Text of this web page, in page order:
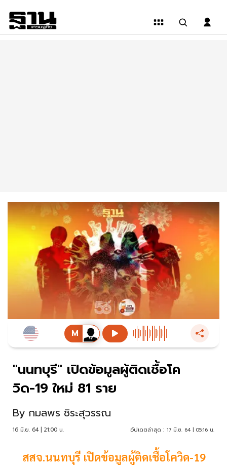
"นนทบุรี" เปิดข้อมูลผู้ติดเชื้อโค
วิด-19 ใหม่ 81 ราย
By กมลพร ชิระสุวรรณ
16 มิ.ย. 64 | 21:00 น. อัปเดตล่าสุด : 17 มิ.ย. 64 | 05:16 น.
สสจ.นนทบุรี เปิดข้อมูลผู้ติดเชื้อโควิด-19